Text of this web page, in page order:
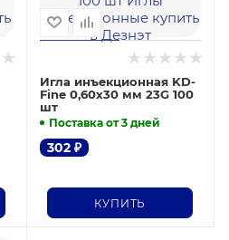
Игла инъекционная KD-
Fine 0,60х30 мм 23G 100
шт
Поставка от 3 дней
302₽
КУПИТЬ